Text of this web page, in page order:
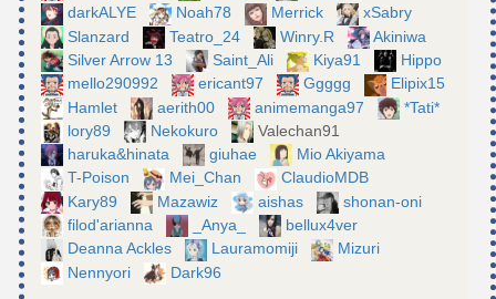
darkALYE
Noah78 Merrick
xSabry
Slanzard
Teatro_24 Winry.R
Akiniwa
Silver Arrow 13
Saint_Ali Kiya91
Hippo
mello290992
ericant97 Ggggg
Elipix15
Hamlet
aerith00 animemanga97
*Tati*
lory89
Nekokuro
Valechan91
haruka&hinata
giuhae
Mio Akiyama
T-Poison
Mei_Chan
ClaudioMDB
Kary89
Mazawiz aishas
shonan-oni
filod'arianna
_Anya_
bellux4ver
Deanna Ackles
Lauramomiji
Mizuri
Nennyori
Dark96